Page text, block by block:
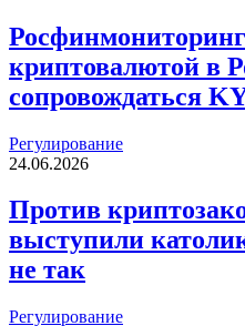
криптовалютой в
сопровождаться
Регулирование
24.06.2026
Против
выступили
не так
Регулирование